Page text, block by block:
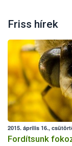
Friss hírek
2015. április 16.,
Fordítsunk